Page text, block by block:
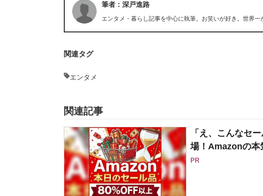
筆者：深戸進路
エンタメ・暮らし記事を中心に執筆。お笑いが好き。世界一
関連タグ
エンタメ
関連記事
「え、こんなセ
場！Amazonの本
PR